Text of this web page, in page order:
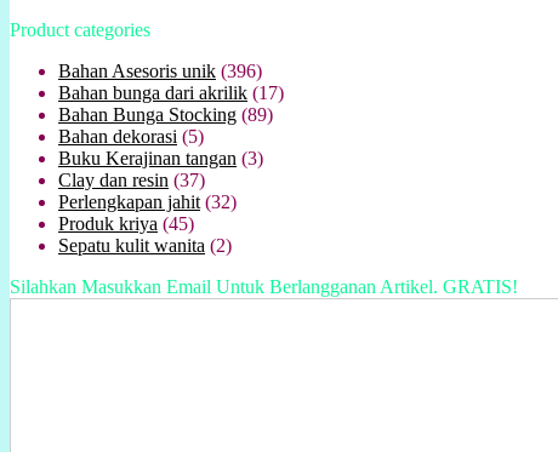
Product categories
Bahan Asesoris unik (396)
Bahan bunga dari akrilik (17)
Bahan Bunga Stocking (89)
Bahan dekorasi (5)
Buku Kerajinan tangan (3)
Clay dan resin (37)
Perlengkapan jahit (32)
Produk kriya (45)
Sepatu kulit wanita (2)
Silahkan Masukkan Email Untuk Berlangganan Artikel. GRATIS!